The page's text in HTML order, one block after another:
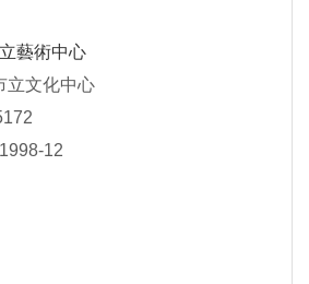
藝術中心
立文化中心
12